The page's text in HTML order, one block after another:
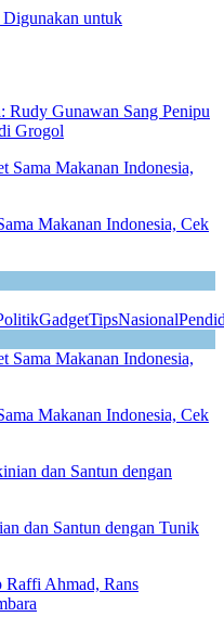
Digunakan untuk
Rudy Gunawan Sang Penipu
Grogol
Makanan Indonesia, Cek
GadgetTipsNasional
Makanan Indonesia, Cek
dan Santun dengan Tunik